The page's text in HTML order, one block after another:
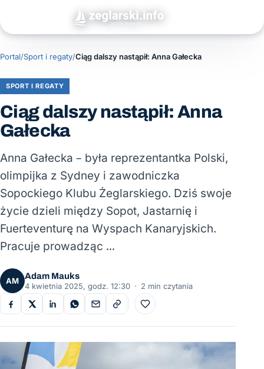
Portal/Sport i regaty/Ciąg dalszy nastąpił: Anna Gałecka
SPORT I REGATY
Ciąg dalszy nastąpił: Anna
Gałecka
Anna Gałecka – była reprezentantka Polski,
olimpijka z Sydney i zawodniczka
Sopockiego Klubu Żeglarskiego. Dziś swoje
życie dzieli między Sopot, Jastarnię i
Fuerteventurę na Wyspach Kanaryjskich.
Pracuje prowadząc …
AM
Adam Mauks
4 kwietnia 2025, godz. 12:30 · 2 min czytania
Do ulubionych